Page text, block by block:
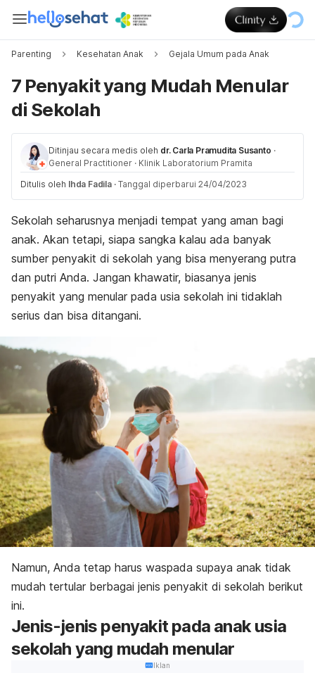
Parenting Kesehatan Anak Gejala Umum pada Anak
7 Penyakit yang Mudah Menular
di Sekolah
Ditinjau secara medis oleh dr. Carla Pramudita Susanto ·
General Practitioner · Klinik Laboratorium Pramita
Ditulis oleh Ihda Fadila · Tanggal diperbarui 24/04/2023
Sekolah seharusnya menjadi tempat yang aman bagi
anak. Akan tetapi, siapa sangka kalau ada banyak
sumber penyakit di sekolah yang bisa menyerang putra
dan putri Anda. Jangan khawatir, biasanya jenis
penyakit yang menular pada usia sekolah ini tidaklah
serius dan bisa ditangani.
Namun, Anda tetap harus waspada supaya anak tidak
mudah tertular berbagai jenis penyakit di sekolah berikut
ini.
Jenis-jenis penyakit pada anak usia
sekolah yang mudah menular
Iklan